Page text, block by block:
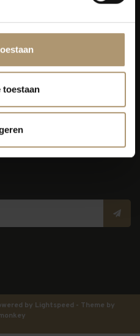
toestaan
by Lightspeed - Theme by